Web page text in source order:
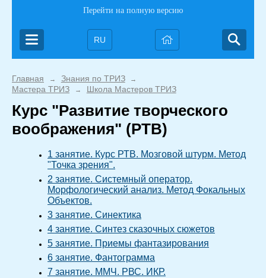
Перейти на полную версию
RU
Главная → Знания по ТРИЗ →
Мастера ТРИЗ → Школа Мастеров ТРИЗ
Курс "Развитие творческого
воображения" (РТВ)
1 занятие. Курс РТВ. Мозговой штурм. Метод
"Точка зрения".
2 занятие. Системный оператор.
Морфологический анализ. Метод Фокальных
Объектов.
3 занятие. Синектика
4 занятие. Синтез сказочных сюжетов
5 занятие. Приемы фантазирования
6 занятие. Фантограмма
7 занятие. ММЧ. РВС. ИКР.